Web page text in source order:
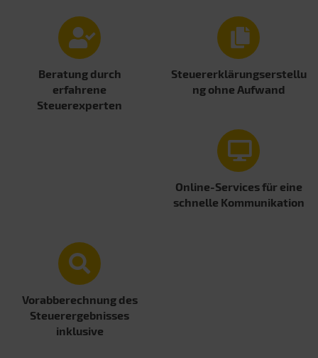
Beratung durch
erfahrene
Steuerexperten
Steuererklärungserstellu
ng ohne Aufwand
Online-Services für eine
schnelle Kommunikation
Vorabberechnung des
Steuerergebnisses
inklusive